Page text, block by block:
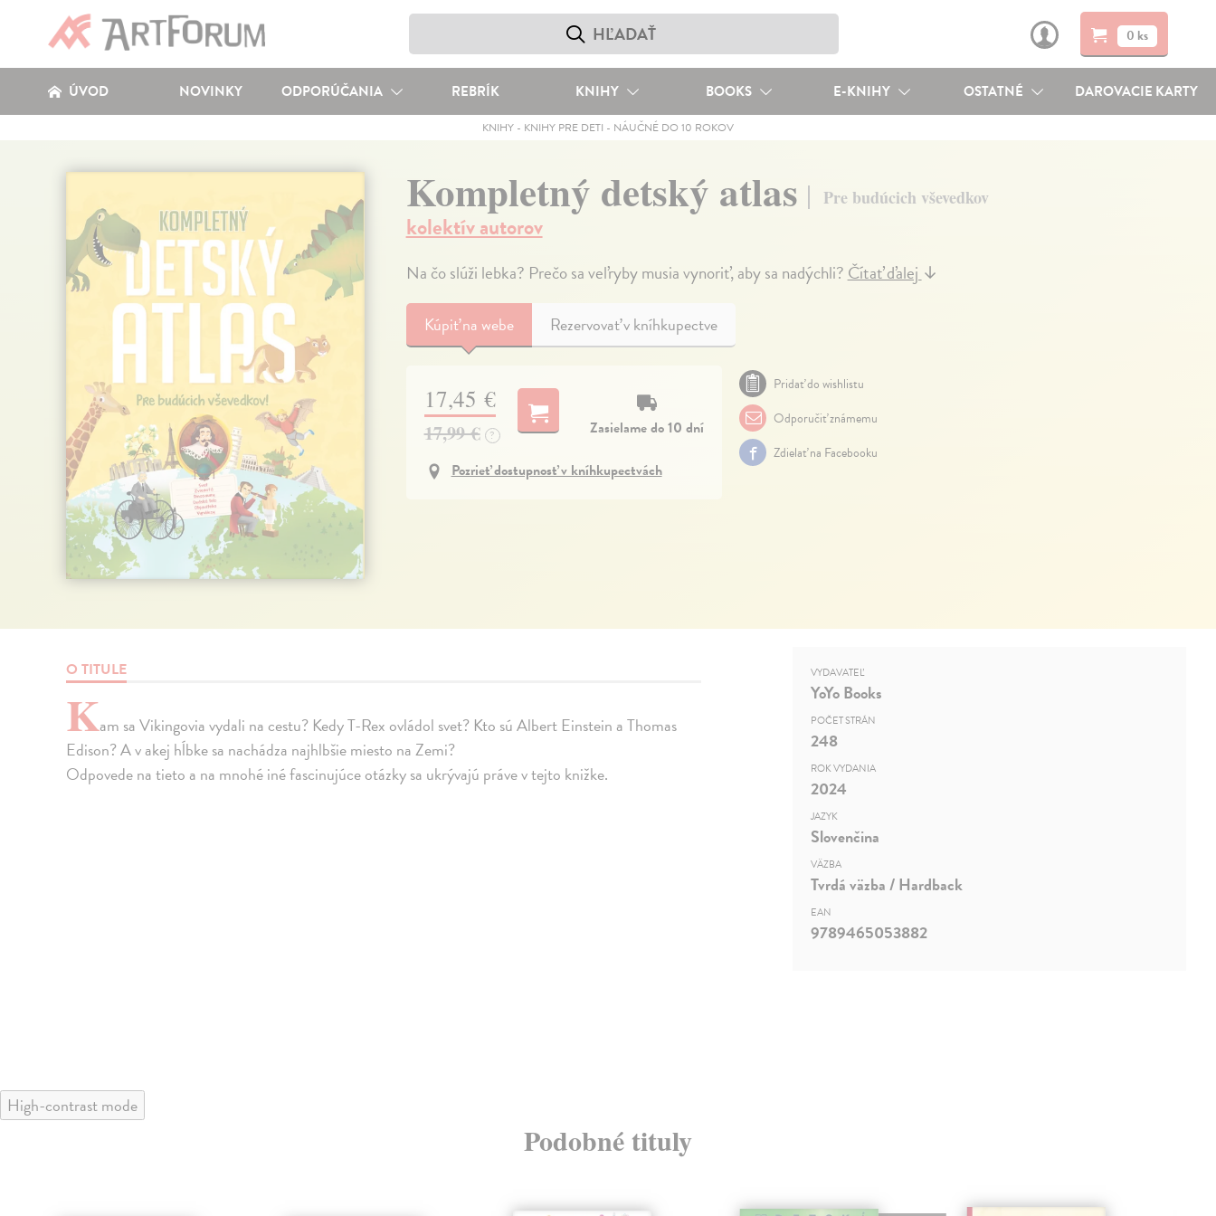
0 ks
ÚVOD NOVINKY ODPORÚČANIA REBRÍK KNIHY BOOKS E-KNIHY OSTATNÉ DAROVACIE KARTY
KNIHY- KNIHY PRE DETI - NÁUČNÉ DO 10 ROKOV
Kompletný detský atlas Pre budúcich vševedkov
kolektív autorov
Na čo slúži lebka? Prečo sa veľryby musia vynoriť, aby sa nadýchli?Čítať ďalej↓
Kúpiťna webe Rezervovať v kníhkupectve
17,45 €
17,99 € ?
Zasielame do 10 dní
Pozrieť dostupnosť v kníhkupectvách
Pridať do wishlistu
Odporučiť známemu
Zdielať na Facebooku
O TITULE
Kam sa Vikingovia vydali na cestu? Kedy T-Rex ovládol svet? Kto sú Albert Einstein a Thomas
Edison? A v akej hĺbke sa nachádza najhlbšie miesto na Zemi?
Odpovede na tieto a na mnohé iné fascinujúce otázky sa ukrývajú práve v tejto knižke.
VYDAVATEĽ
YoYo Books
POČET STRÁN
248
ROK VYDANIA
2024
JAZYK
Slovenčina
VÄZBA
Tvrdá väzba / Hardback
EAN
9789465053882
High-contrast mode
Podobné tituly